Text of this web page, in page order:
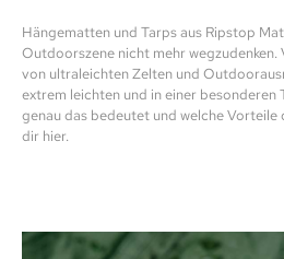
Hängematten und Tarps aus Ripstop
Outdoorszene nicht mehr
von ultraleichten Zelten und
extrem leichten und in einer besonderen
genau das bedeutet und welche
dir hier.